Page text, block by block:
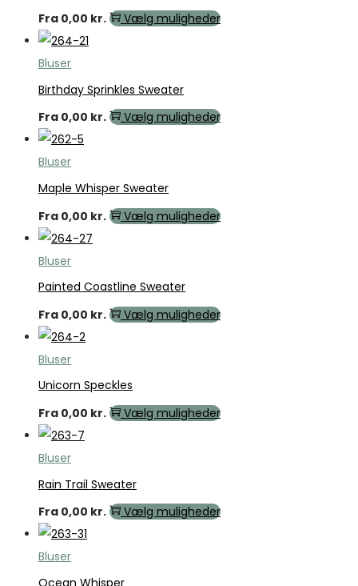
Fra 0,00 kr. Vælg muligheder
Bluser
Birthday Sprinkles Sweater
Fra 0,00 kr. Vælg muligheder
Bluser
Maple Whisper Sweater
Fra 0,00 kr. Vælg muligheder
Bluser
Painted Coastline Sweater
Fra 0,00 kr. Vælg muligheder
Bluser
Unicorn Speckles
Fra 0,00 kr. Vælg muligheder
Bluser
Rain Trail Sweater
Fra 0,00 kr. Vælg muligheder
Bluser
Ocean Whisper